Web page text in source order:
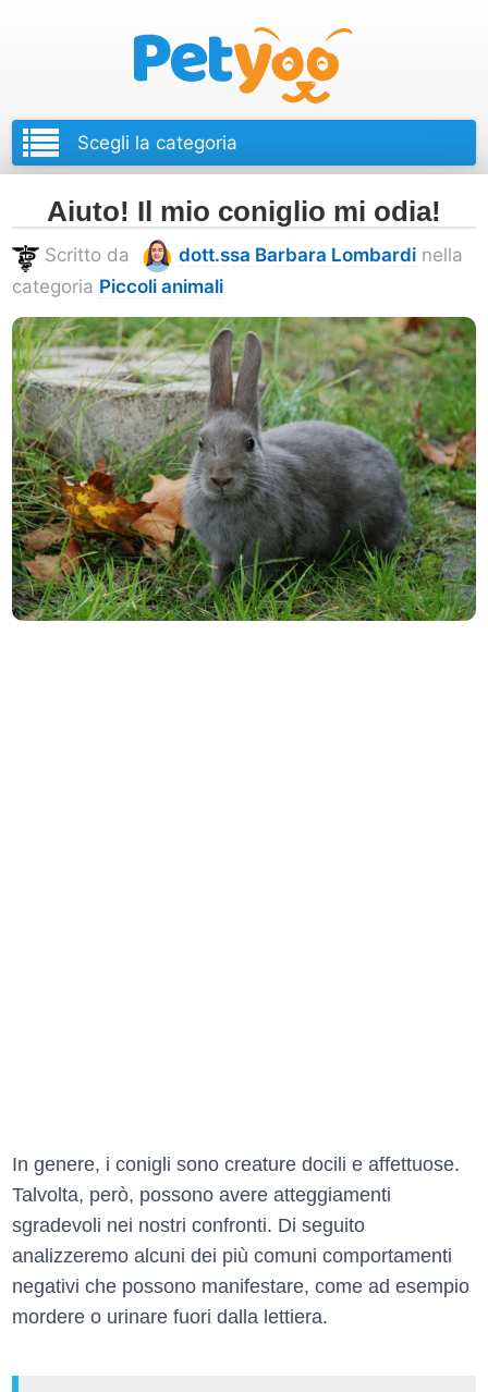
Aiuto! Il mio coniglio mi odia!
Scritto da dott.ssa Barbara Lombardi nella
categoria Piccoli animali
In genere, i conigli sono creature docili e affettuose.
Talvolta, però, possono avere atteggiamenti
sgradevoli nei nostri confronti. Di seguito
analizzeremo alcuni dei più comuni comportamenti
negativi che possono manifestare, come ad esempio
mordere o urinare fuori dalla lettiera.